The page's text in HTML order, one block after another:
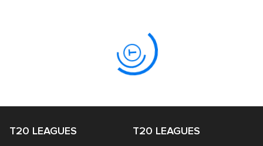
T20 LEAGUES T20 LEAGUES